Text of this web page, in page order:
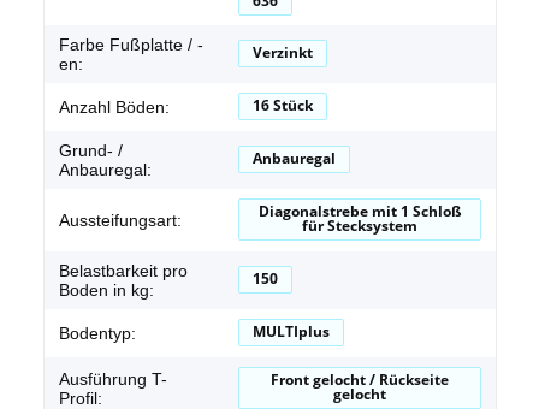
Farbe Fußplatte / -
en:
Verzinkt
Anzahl Böden: 16 Stück
Grund- /
Anbauregal:
Anbauregal
Aussteifungsart: Diagonalstrebe mit 1 Schloß
für Stecksystem
Belastbarkeit pro
Boden in kg:
150
Bodentyp: MULTIplus
Ausführung T-
Profil:
Front gelocht / Rückseite
gelocht